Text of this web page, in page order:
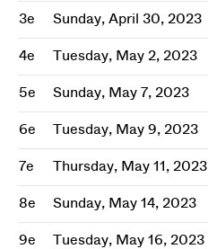
3e Sunday, April 30, 2023
4e Tuesday, May 2, 2023
5e Sunday, May 7, 2023
6e Tuesday, May 9, 2023
7e Thursday, May 11, 2023
8e Sunday, May 14, 2023
9e Tuesday, May 16, 2023